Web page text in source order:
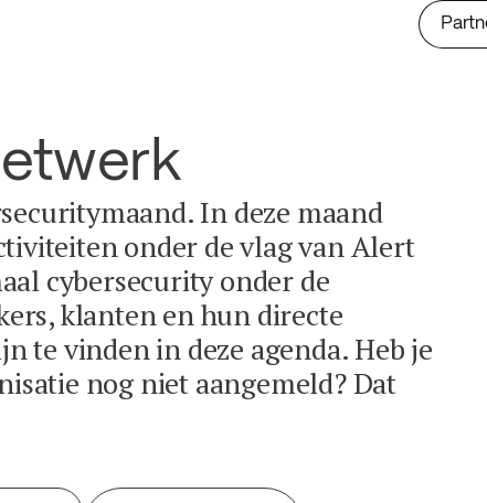
In deze maand
onder de vlag van Alert
cybersecurity onder de
klanten en hun directe
te vinden in deze agenda. Heb je
nog niet aangemeld? Dat